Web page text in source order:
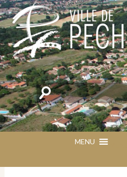
Rechercher